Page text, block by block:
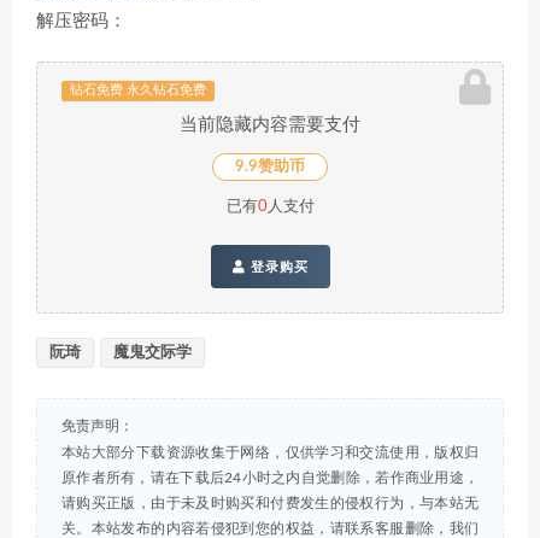
解压密码：
钻石免费 永久钻石免费
当前隐藏内容需要支付
9.9赞助币
已有0人支付
登录购买
阮琦 魔鬼交际学
免责声明：
本站大部分下载资源收集于网络，仅供学习和交流使用，版权归
原作者所有，请在下载后24小时之内自觉删除，若作商业用途，
请购买正版，由于未及时购买和付费发生的侵权行为，与本站无
关。本站发布的内容若侵犯到您的权益，请联系客服删除，我们